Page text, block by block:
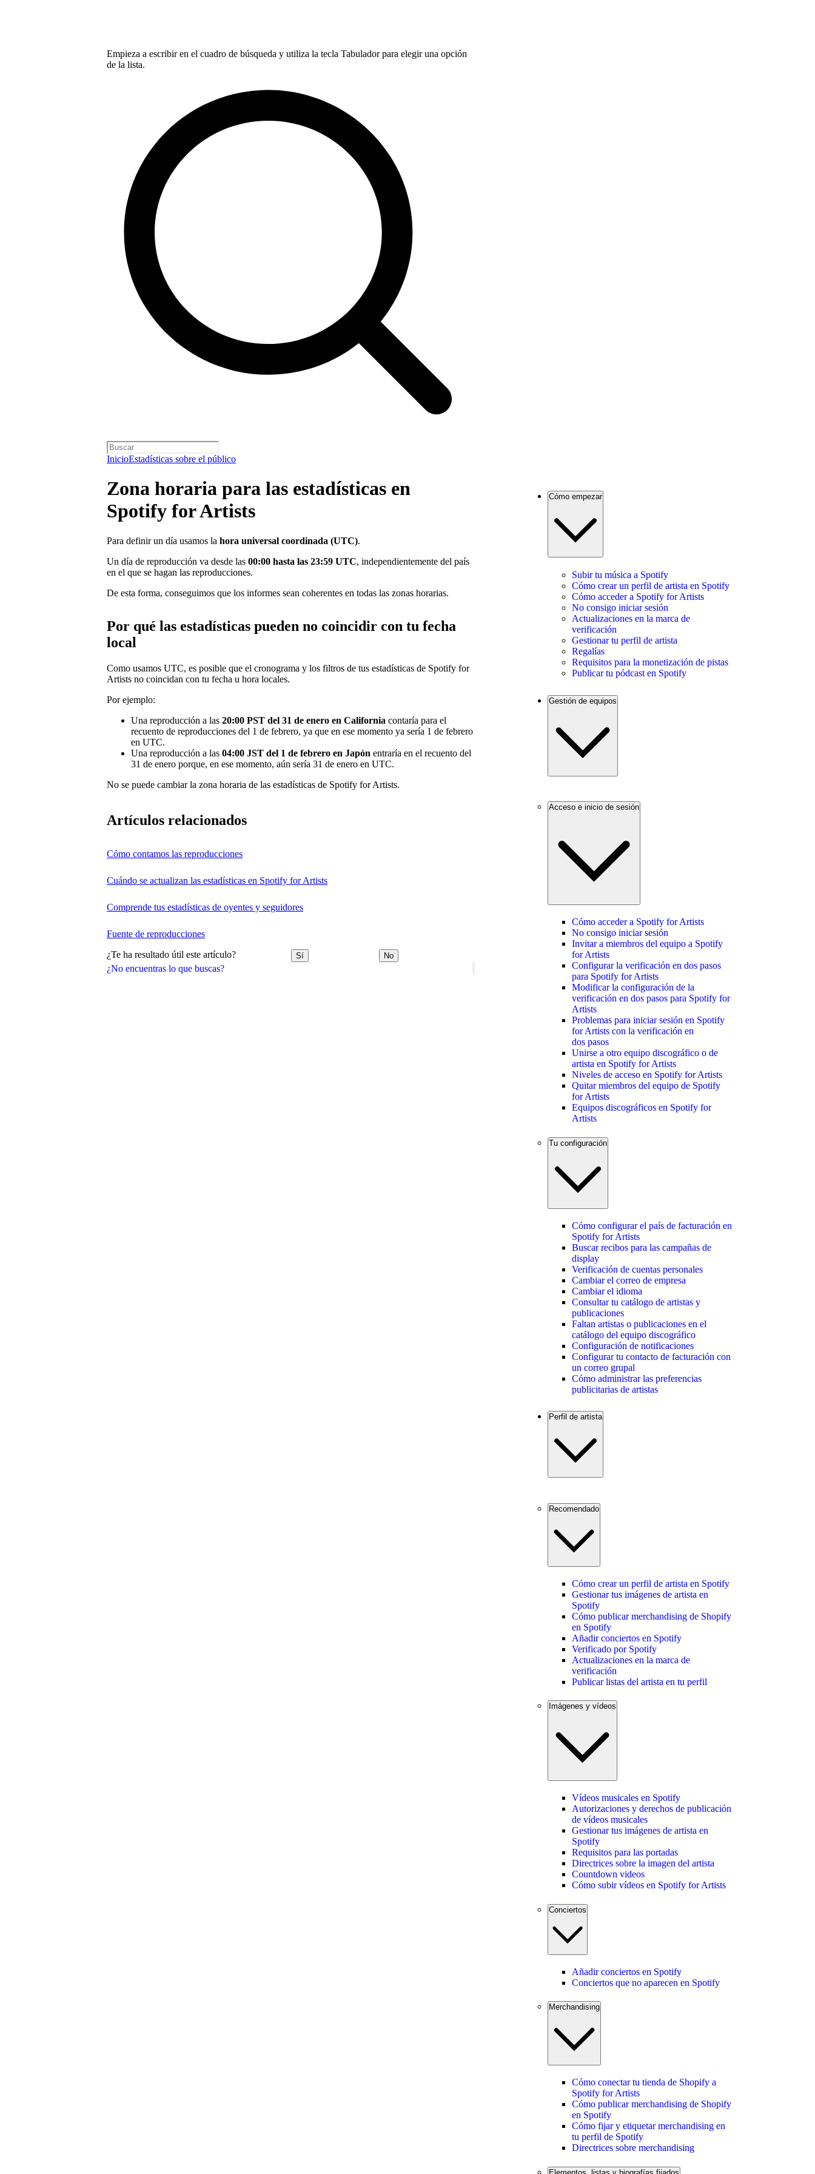
Empieza a escribir en el cuadro de búsqueda y utiliza la tecla Tabulador para elegir una opción
de la lista.
InicioEstadísticas sobre el público
¿No encuentras lo que buscas?
Zona horaria para las estadísticas en
Spotify for Artists
Para definir un día usamos la hora universal coordinada (UTC).
Un día de reproducción va desde las 00:00 hasta las 23:59 UTC, independientemente del país
en el que se hagan las reproducciones.
De esta forma, conseguimos que los informes sean coherentes en todas las zonas horarias.
Por qué las estadísticas pueden no coincidir con tu fecha
local
Como usamos UTC, es posible que el cronograma y los filtros de tus estadísticas de Spotify for
Artists no coincidan con tu fecha u hora locales.
Por ejemplo:
Una reproducción a las 20:00 PST del 31 de enero en California contaría para el
recuento de reproducciones del 1 de febrero, ya que en ese momento ya sería 1 de febrero
en UTC.
Una reproducción a las 04:00 JST del 1 de febrero en Japón entraría en el recuento del
31 de enero porque, en ese momento, aún sería 31 de enero en UTC.
No se puede cambiar la zona horaria de las estadísticas de Spotify for Artists.
Artículos relacionados
Cómo contamos las reproducciones
Cuándo se actualizan las estadísticas en Spotify for Artists
Comprende tus estadísticas de oyentes y seguidores
Fuente de reproducciones
¿Te ha resultado útil este artículo? Sí No
Cómo empezar
Subir tu música a Spotify
Cómo crear un perfil de artista en Spotify
Cómo acceder a Spotify for Artists
No consigo iniciar sesión
Actualizaciones en la marca de
verificación
Gestionar tu perfil de artista
Regalías
Requisitos para la monetización de pistas
Publicar tu pódcast en Spotify
Gestión de equipos
Acceso e inicio de sesión
Cómo acceder a Spotify for Artists
No consigo iniciar sesión
Invitar a miembros del equipo a Spotify
for Artists
Configurar la verificación en dos pasos
para Spotify for Artists
Modificar la configuración de la
verificación en dos pasos para Spotify for
Artists
Problemas para iniciar sesión en Spotify
for Artists con la verificación en
dos pasos
Unirse a otro equipo discográfico o de
artista en Spotify for Artists
Niveles de acceso en Spotify for Artists
Quitar miembros del equipo de Spotify
for Artists
Equipos discográficos en Spotify for
Artists
Tu configuración
Cómo configurar el país de facturación en
Spotify for Artists
Buscar recibos para las campañas de
display
Verificación de cuentas personales
Cambiar el correo de empresa
Cambiar el idioma
Consultar tu catálogo de artistas y
publicaciones
Faltan artistas o publicaciones en el
catálogo del equipo discográfico
Configuración de notificaciones
Configurar tu contacto de facturación con
un correo grupal
Cómo administrar las preferencias
publicitarias de artistas
Perfil de artista
Recomendado
Cómo crear un perfil de artista en Spotify
Gestionar tus imágenes de artista en
Spotify
Cómo publicar merchandising de Shopify
en Spotify
Añadir conciertos en Spotify
Verificado por Spotify
Actualizaciones en la marca de
verificación
Publicar listas del artista en tu perfil
Imágenes y vídeos
Vídeos musicales en Spotify
Autorizaciones y derechos de publicación
de vídeos musicales
Gestionar tus imágenes de artista en
Spotify
Requisitos para las portadas
Directrices sobre la imagen del artista
Countdown videos
Cómo subir vídeos en Spotify for Artists
Conciertos
Añadir conciertos en Spotify
Conciertos que no aparecen en Spotify
Merchandising
Cómo conectar tu tienda de Shopify a
Spotify for Artists
Cómo publicar merchandising de Shopify
en Spotify
Cómo fijar y etiquetar merchandising en
tu perfil de Spotify
Directrices sobre merchandising